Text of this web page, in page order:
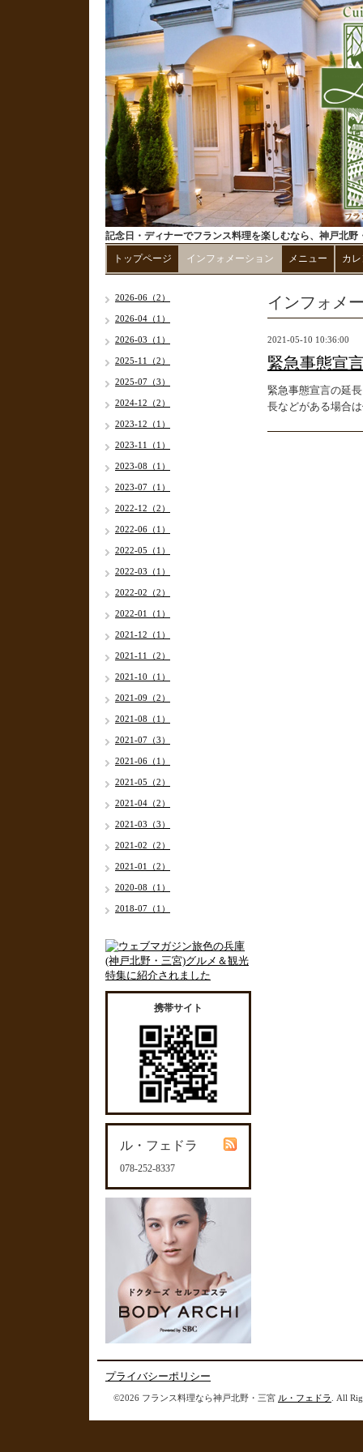
記念日・ディナーでフランス料理を楽しむなら、神戸北
トップページ
インフォメーション メニュー カ
インフォメ
2021-05-10 10:36:00
緊急事態宣
緊急事態宣言の延
長などがある場合
2026-06（2）
2026-04（1）
2026-03（1）
2025-11（2）
2025-07（3）
2024-12（2）
2023-12（1）
2023-11（1）
2023-08（1）
2023-07（1）
2022-12（2）
2022-06（1）
2022-05（1）
2022-03（1）
2022-02（2）
2022-01（1）
2021-12（1）
2021-11（2）
2021-10（1）
2021-09（2）
2021-08（1）
2021-07（3）
2021-06（1）
2021-05（2）
2021-04（2）
2021-03（3）
2021-02（2）
2021-01（2）
2020-08（1）
2018-07（1）
携帯サイト
ル・フェドラ
078-252-8337
プライバシーポリシー
©2026 フランス料理なら神戸北野・三宮 ル・フェドラ . All